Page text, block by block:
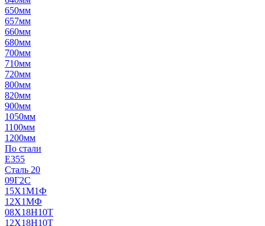
650мм
657мм
660мм
680мм
700мм
710мм
720мм
800мм
820мм
900мм
1050мм
1100мм
1200мм
По стали
E355
Сталь 20
09Г2С
15Х1М1Ф
12Х1МФ
08Х18Н10Т
12Х18Н10Т